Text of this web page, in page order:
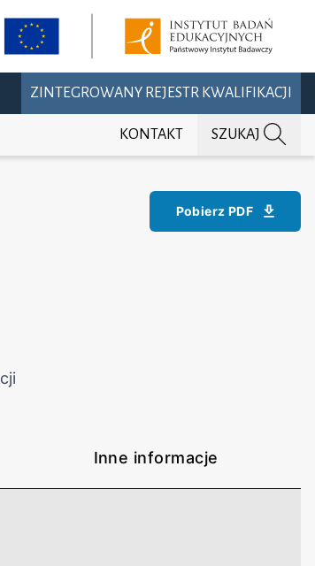
ZINTEGROWANY REJESTR KWALIFIKACJI
KONTAKT SZUKAJ